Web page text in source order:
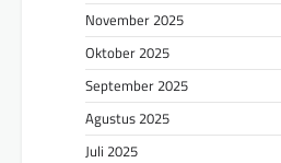
November 2025
Oktober 2025
September 2025
Agustus 2025
Juli 2025